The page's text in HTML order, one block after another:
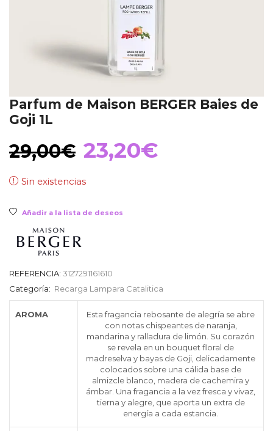
Parfum de Maison BERGER Baies de
Goji 1L
29,00€ El
precio
original
era:
29,00€.
23,20€
23,20€.
Sin existencias
Añadir a la lista de deseos
REFERENCIA: 3127291161610
Categoría: Recarga Lampara Catalitica
AROMA
Esta fragancia rebosante de alegría se abre
con notas chispeantes de naranja,
mandarina y ralladura de limón. Su corazón
se revela en un bouquet floral de
madreselva y bayas de Goji, delicadamente
colocados sobre una cálida base de
almizcle blanco, madera de cachemira y
ámbar. Una fragancia a la vez fresca y vivaz,
tierna y alegre, que aporta un extra de
energía a cada estancia.